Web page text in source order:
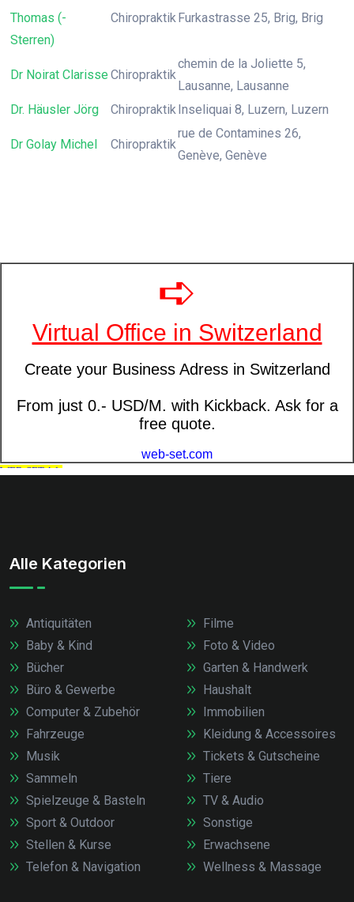
Thomas (-
Sterren)
ChiropraktikFurkastrasse 25, Brig, Brig
Dr Noirat ClarisseChiropraktik
chemin de la Joliette 5,
Lausanne, Lausanne
Dr. Häusler Jörg
ChiropraktikInseliquai 8, Luzern, Luzern
Dr Golay Michel Chiropraktik
rue de Contamines 26,
Genève, Genève
Alle Kategorien
Antiquitäten
Baby & Kind
Bücher
Büro & Gewerbe
Computer & Zubehör
Fahrzeuge
Filme
Foto & Video
Garten & Handwerk
Haushalt
Immobilien
Kleidung & Accessoires
Musik
Sammeln
Spielzeuge & Basteln
Sport & Outdoor
Stellen & Kurse
Telefon & Navigation
Tickets & Gutscheine
Tiere
TV & Audio
Sonstige
Erwachsene
Wellness & Massage